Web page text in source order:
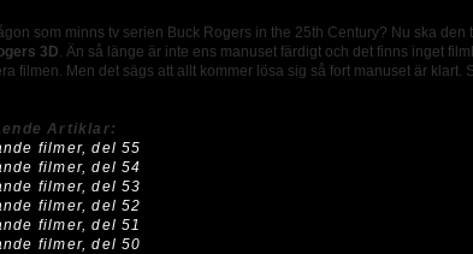
som minns tv serien Buck Rogers in the 25th Century? Nu ska
3D. Än så länge är inte ens manuset färdigt och det finns inget
filmen. Men det sägs att allt kommer lösa sig så fort manuset är klart.
Artiklar:
filmer, del 55
filmer, del 54
filmer, del 53
filmer, del 52
filmer, del 51
filmer, del 50